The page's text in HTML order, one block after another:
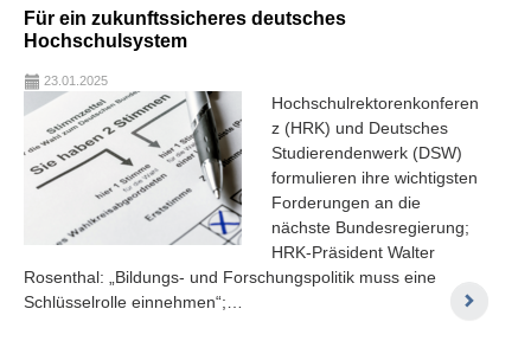
Für ein zukunftssicheres deutsches
Hochschulsystem
23.01.2025
Hochschulrektorenkonferen
z (HRK) und Deutsches
Studierendenwerk (DSW)
formulieren ihre wichtigsten
Forderungen an die
nächste Bundesregierung;
HRK-Präsident Walter
Rosenthal: „Bildungs- und Forschungspolitik muss eine
Schlüsselrolle einnehmen“;…